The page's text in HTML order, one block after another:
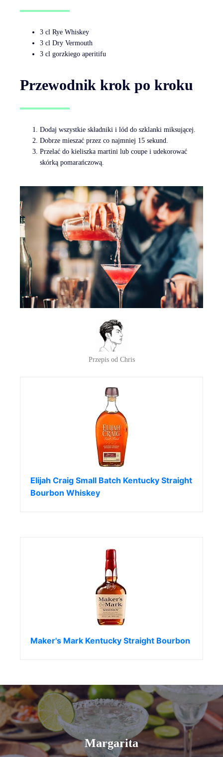
3 cl Rye Whiskey
3 cl Dry Vermouth
3 cl gorzkiego aperitifu
Przewodnik krok po kroku
Dodaj wszystkie składniki i lód do szklanki miksującej.
Dobrze mieszać przez co najmniej 15 sekund.
Przelać do kieliszka martini lub coupe i udekorować
skórką pomarańczową.
Przepis od Chris
Elijah Craig Small Batch Kentucky Straight
Bourbon Whiskey
Maker's Mark Kentucky Straight Bourbon
Margarita